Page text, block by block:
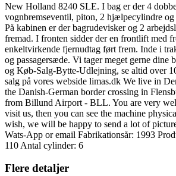
New Holland 8240 SLE. I bag er der 4
vognbremseventil, piton, 2 hjælpecylindre
På kabinen er der bagrudevisker og 2
fremad. I fronten sidder der en frontlift med
enkeltvirkende fjernudtag ført frem. Inde i
og passagersæde. Vi tager meget gerne dine
og Køb-Salg-Bytte-Udlejning, se altid over
salg på vores webside limas.dk We live in
the Danish-German border crossing in
from Billund Airport - BLL. You are very
visit us, then you can see the machine
wish, we will be happy to send a lot of
Wats-App or email Fabrikationsår: 1993
110 Antal cylinder: 6
Flere detaljer